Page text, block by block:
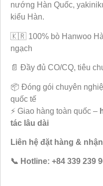
nướng Hàn Quốc,
kiểu Hàn.
🇰🇷 100% bò Hanwoo
ngạch
📄 Đầy đủ CO/CQ, tiêu
📦 Đóng gói chuyên
quốc tế
⚡ Giao hàng toàn quốc –
tác lâu dài
Liên hệ đặt hàng &
📞 Hotline: +84 339 239